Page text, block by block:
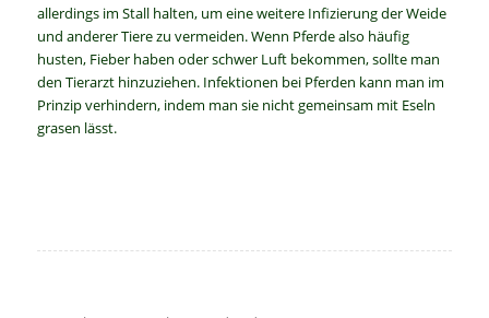
allerdings im Stall halten, um eine weitere Infizierung der Weide
und anderer Tiere zu vermeiden. Wenn Pferde also häufig
husten, Fieber haben oder schwer Luft bekommen, sollte man
den Tierarzt hinzuziehen. Infektionen bei Pferden kann man im
Prinzip verhindern, indem man sie nicht gemeinsam mit Eseln
grasen lässt.